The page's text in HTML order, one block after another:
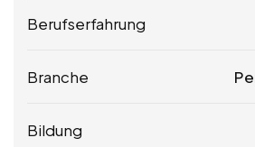
Berufserfahrung
Branche
Bildung